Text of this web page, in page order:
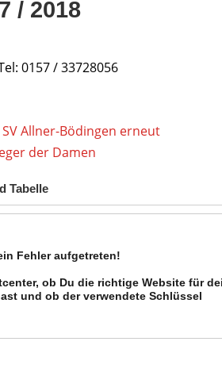
/ 2018
0157 / 33728056
SV Allner-Bödingen erneut
der Damen
Tabelle